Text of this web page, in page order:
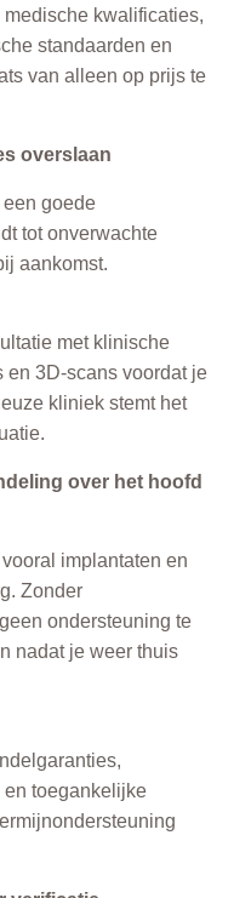
kwalificaties,
standaarden en
van alleen op prijs te
overslaan
goede
tot onverwachte
aankomst.
met klinische
en 3D-scans voordat je
kliniek stemt het
over het hoofd
implantaten en
Zonder
ondersteuning te
nadat je weer thuis
toegankelijke